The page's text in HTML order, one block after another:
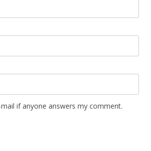
if anyone answers my comment.